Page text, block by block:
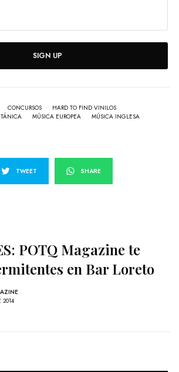
SIGN UP
CONCURSOS
HARD TO FIND VINILOS
MÚSICA EUROPEA MÚSICA INGLESA
TWEET SHARE
POTQ Magazine te
en Bar Loreto
2014